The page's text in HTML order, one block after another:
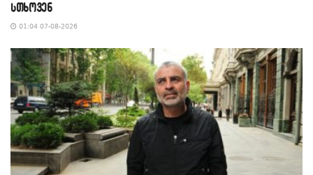
სთხოვენ
01:04 07-08-2026